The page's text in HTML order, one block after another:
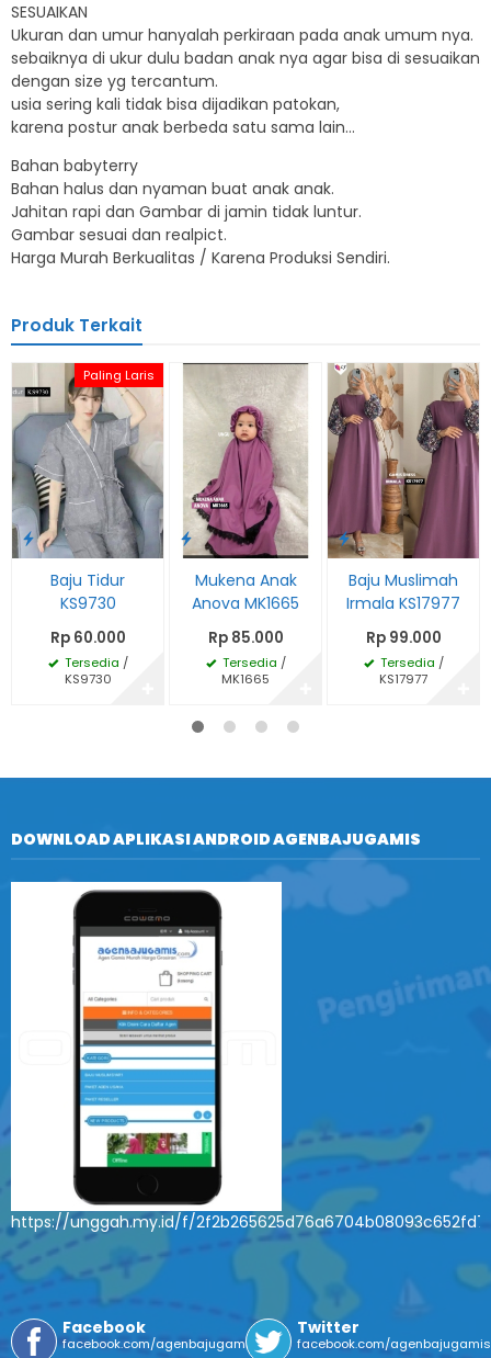
SESUAIKAN
Ukuran dan umur hanyalah perkiraan pada anak umum nya.
sebaiknya di ukur dulu badan anak nya agar bisa di sesuaikan
dengan size yg tercantum.
usia sering kali tidak bisa dijadikan patokan,
karena postur anak berbeda satu sama lain…
Bahan babyterry
Bahan halus dan nyaman buat anak anak.
Jahitan rapi dan Gambar di jamin tidak luntur.
Gambar sesuai dan realpict.
Harga Murah Berkualitas / Karena Produksi Sendiri.
Produk Terkait
Paling Laris
Baju Tidur
KS9730
Rp 60.000
Tersedia /
KS9730
Mukena Anak
Anova MK1665
Rp 85.000
Tersedia /
MK1665
Baju Muslimah
Irmala KS17977
Rp 99.000
Tersedia /
KS17977
DOWNLOAD APLIKASI ANDROID AGENBAJUGAMIS
https://unggah.my.id/f/
Facebook
facebook.com/agenbajugamis
Twitter
facebook.com/